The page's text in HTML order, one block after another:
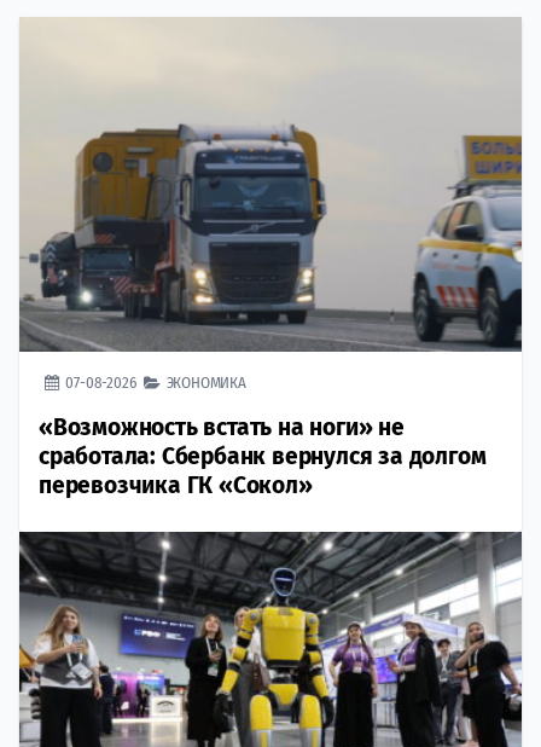
07-08-2026 ЭКОНОМИКА
«Возможность встать на ноги» не
сработала: Сбербанк вернулся за долгом
перевозчика ГК «Сокол»